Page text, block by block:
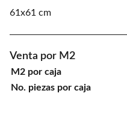
61x61 cm
Venta por M2
M2 por caja
No. piezas por caja